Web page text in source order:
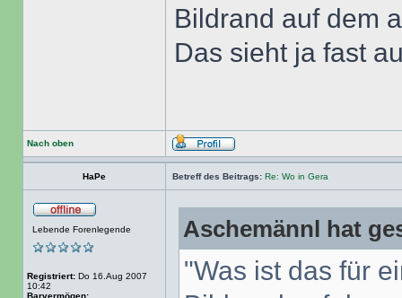
Bildrand auf dem
Das sieht ja fast
Nach oben
HaPe Betreff des Beitrags: Re: Wo in Gera
Lebende Forenlegende
Registriert: Do 16.Aug 2007
10:42
Barvermögen:
Aschemännl hat
"Was ist das für